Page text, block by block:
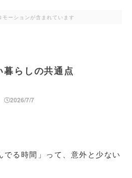
モーションが含まれています
暮らしの共通点
2026/7/7
でる時間」って、意外と少ない